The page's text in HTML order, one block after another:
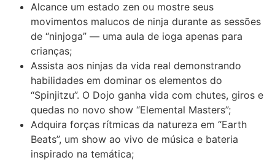
Alcance um estado zen ou mostre seus
movimentos malucos de ninja durante as sessões
de “ninjoga” — uma aula de ioga apenas para
crianças;
Assista aos ninjas da vida real demonstrando
habilidades em dominar os elementos do
“Spinjitzu”. O Dojo ganha vida com chutes, giros e
quedas no novo show “Elemental Masters”;
Adquira forças rítmicas da natureza em “Earth
Beats”, um show ao vivo de música e bateria
inspirado na temática;